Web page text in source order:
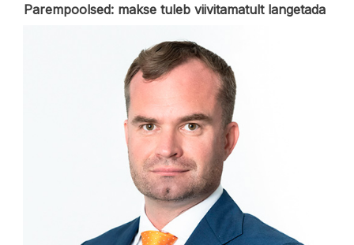
Parempoolsed: makse tuleb viivitamatult langetada